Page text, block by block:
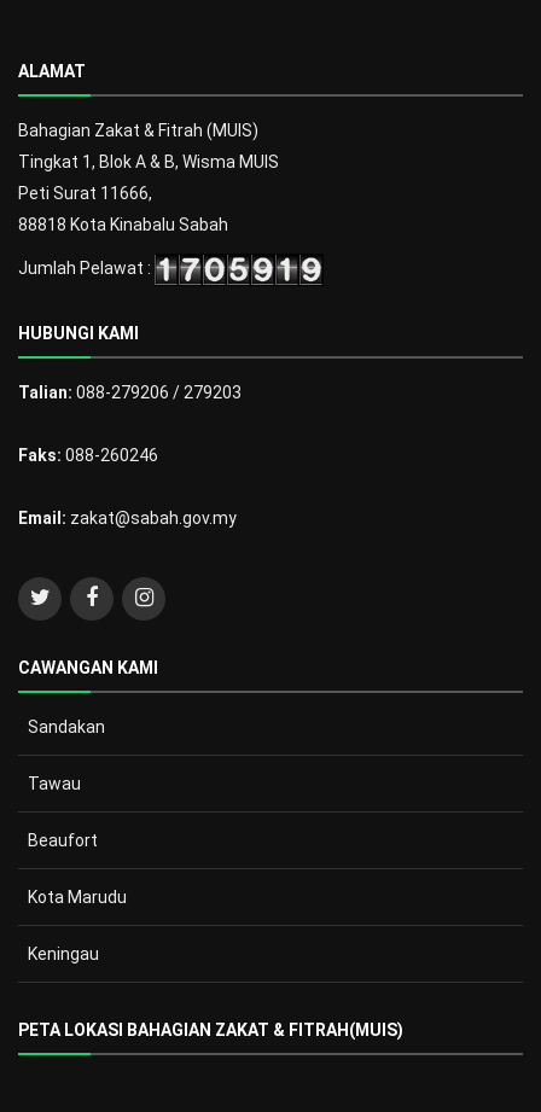
ALAMAT
Bahagian Zakat & Fitrah (MUIS)
Tingkat 1, Blok A & B, Wisma MUIS
Peti Surat 11666,
88818 Kota Kinabalu Sabah
Jumlah Pelawat :
HUBUNGI KAMI
Talian: 088-279206 / 279203
Faks: 088-260246
Email: zakat@sabah.gov.my
CAWANGAN KAMI
Sandakan
Tawau
Beaufort
Kota Marudu
Keningau
PETA LOKASI BAHAGIAN ZAKAT & FITRAH(MUIS)